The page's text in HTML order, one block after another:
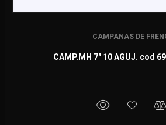
CAMPANAS DE
CAMP.MH 7" 10 AGUJ. cod